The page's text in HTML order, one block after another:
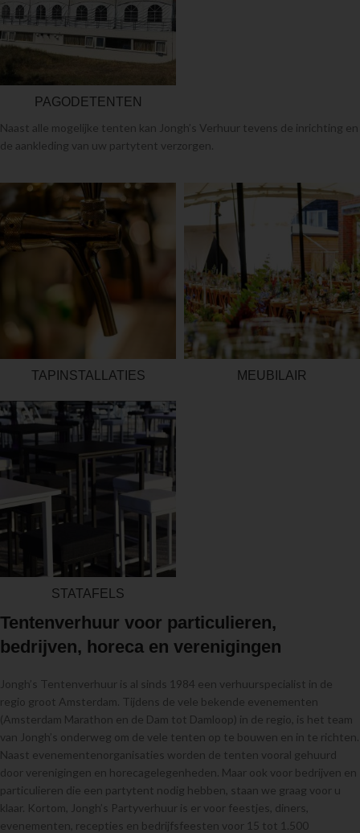
PAGODETENTEN
Naast alle mogelijke tenten kan Jongh’s Verhuur tevens de inrichting en
de aankleding van uw partytent verzorgen.
TAPINSTALLATIES MEUBILAIR
STATAFELS
Tentenverhuur voor particulieren,
bedrijven, horeca en verenigingen
Jongh’s Tentenverhuur is al sinds 1984 een verhuurspecialist in de
regio groot Amsterdam. Tijdens de vele bekende evenementen
(Amsterdam Marathon en de Dam tot Damloop) in de regio, is het team
van Jongh’s onderweg om de vele tenten op te bouwen en in te richten.
Naast evenementenorganisaties worden de tenten vooral gehuurd
door verenigingen en horecagelegenheden. Maar ook voor bedrijven en
particulieren die een partytent nodig hebben, staan we graag voor u
klaar. Kortom, Jongh’s Partyverhuur is er voor feestjes, diners,
evenementen, recepties en bedrijfsfeesten voor 15 tot 1.500